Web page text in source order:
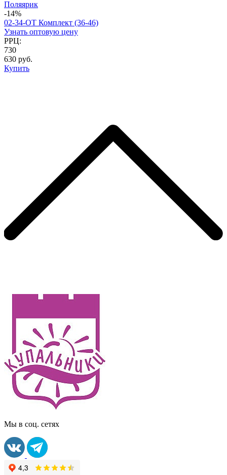
Поляярик
-14%
02-34-OT Комплект (36-46)
Узнать оптовую цену
РРЦ:
730
630 руб.
Купить
Мы в соц. сетях